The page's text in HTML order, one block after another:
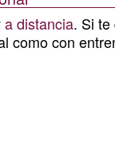
a distancia. Si te
como con